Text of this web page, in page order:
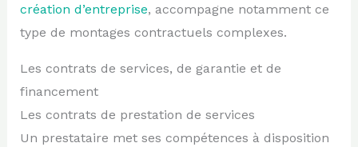
création d’entreprise, accompagne notamment ce
type de montages contractuels complexes.
Les contrats de services, de garantie et de
financement
Les contrats de prestation de services
Un prestataire met ses compétences à disposition